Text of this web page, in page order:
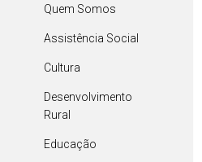
Quem Somos
Assistência Social
Cultura
Desenvolvimento
Rural
Educação